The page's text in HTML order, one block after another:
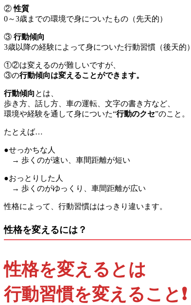
②性質
0～3歳までの環境で身についたもの（先天的）
③ 行動傾向
3歳以降の経験によって身についた行動習慣（後天的）
①②は変えるのが難しいですが、
③の行動傾向は変えることができます。
行動傾向 とは、
歩き方、話し方、車の運転、文字の書き方など、
環境や経験を通して身についた“行動のクセ”のこと。
たとえば…
●せっかちな人
→ 歩くのが速い、車間距離が短い
●おっとりした人
→ 歩くのがゆっくり、車間距離が広い
性格によって、行動習慣ははっきり違います。
性格を変えるには？
性格を変えるとは
行動習慣を変えること❗️